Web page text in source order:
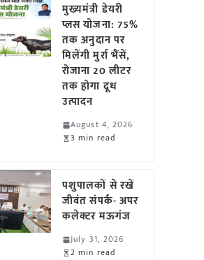
मुख्यमंत्री डेयरी
प्लस योजना: 75%
तक अनुदान पर
मिलेंगी मुर्रा भैंसें,
रोजाना 20 लीटर
तक होगा दूध
उत्पादन
August 4, 2026
3 min read
पशुपालकों से रखें
जीवंत संपर्क- अपर
कलेक्टर मऊगंज
July 31, 2026
2 min read